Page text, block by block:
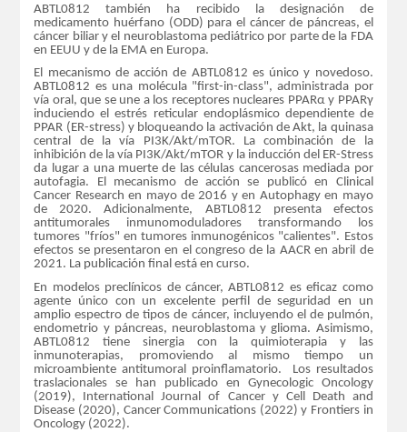
ABTL0812 también ha recibido la designación de
medicamento huérfano (ODD) para el cáncer de páncreas, el
cáncer biliar y el neuroblastoma pediátrico por parte de la FDA
en EEUU y de la EMA en Europa.
El mecanismo de acción de ABTL0812 es único y novedoso.
ABTL0812 es una molécula "first-in-class", administrada por
vía oral, que se une a los receptores nucleares PPARα y PPARγ
induciendo el estrés reticular endoplásmico dependiente de
PPAR (ER-stress) y bloqueando la activación de Akt, la quinasa
central de la vía PI3K/Akt/mTOR. La combinación de la
inhibición de la vía PI3K/Akt/mTOR y la inducción del ER-Stress
da lugar a una muerte de las células cancerosas mediada por
autofagia. El mecanismo de acción se publicó en Clinical
Cancer Research en mayo de 2016 y en Autophagy en mayo
de 2020. Adicionalmente, ABTL0812 presenta efectos
antitumorales inmunomoduladores transformando los
tumores "fríos" en tumores inmunogénicos "calientes". Estos
efectos se presentaron en el congreso de la AACR en abril de
2021. La publicación final está en curso.
En modelos preclínicos de cáncer, ABTL0812 es eficaz como
agente único con un excelente perfil de seguridad en un
amplio espectro de tipos de cáncer, incluyendo el de pulmón,
endometrio y páncreas, neuroblastoma y glioma. Asimismo,
ABTL0812 tiene sinergia con la quimioterapia y las
inmunoterapias, promoviendo al mismo tiempo un
microambiente antitumoral proinflamatorio. Los resultados
traslacionales se han publicado en Gynecologic Oncology
(2019), International Journal of Cancer y Cell Death and
Disease (2020), Cancer Communications (2022) y Frontiers in
Oncology (2022).